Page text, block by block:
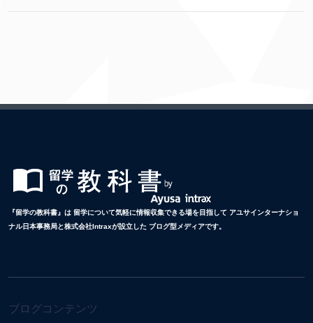
『留学の教科書』は 留学について気軽に情報収集できる場を目指して アユサインターナショ
ナル日本事務局と株式会社Intraxが設立した ブログ型メディアです。
ブログコンテンツ